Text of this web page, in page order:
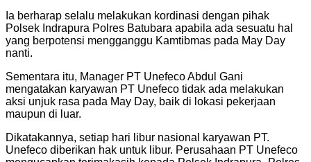
Ia berharap selalu melakukan kordinasi dengan pihak
Polsek Indrapura Polres Batubara apabila ada sesuatu hal
yang berpotensi mengganggu Kamtibmas pada May Day
nanti.
Sementara itu, Manager PT Unefeco Abdul Gani
mengatakan karyawan PT Unefeco tidak ada melakukan
aksi unjuk rasa pada May Day, baik di lokasi pekerjaan
maupun di luar.
Dikatakannya, setiap hari libur nasional karyawan PT.
Unefeco diberikan hak untuk libur. Perusahaan PT Unefeco